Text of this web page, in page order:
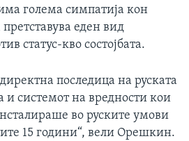
голема симпатија кон
еден вид
статус-кво состојбата.
последица на руската
системот на вредности кои
во руските умови
15 години“, вели Орешкин.